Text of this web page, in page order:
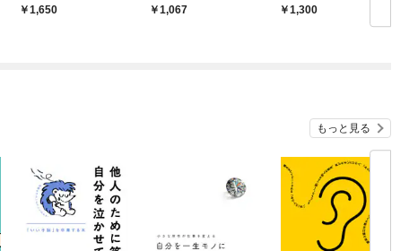
1,650
習慣1,067
1,300
もっと見る